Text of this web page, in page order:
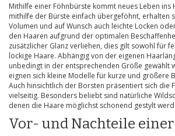
Mithilfe einer Föhnbürste kommt neues Leben ins
mithilfe der Bürste einfach übergeföhnt, erhalten
Volumen und auf Wunsch auch leichte Locken
den Haaren aufgrund der optimalen
zusätzlicher Glanz verliehen, dies gilt sowohl für
lockige Haare. Abhängig von der eigenen
unbedingt in der entsprechenden Größe gewählt
eignen sich kleine Modelle für kurze und größere
Auch hinsichtlich der Borsten präsentiert sich die
vielseitig. Besonders beliebt sind natürliche
denen die Haare möglichst schonend gestylt
Vor- und Nachteile